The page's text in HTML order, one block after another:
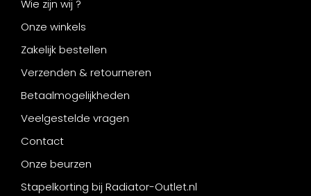
Wie zijn wij ?
Onze winkels
Zakelijk bestellen
Verzenden & retourneren
Betaalmogelijkheden
Veelgestelde vragen
Contact
Onze beurzen
Stapelkorting bij Radiator-Outlet.nl